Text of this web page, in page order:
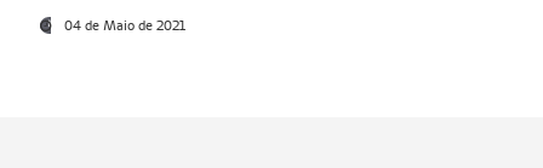
04 de Maio de 2021